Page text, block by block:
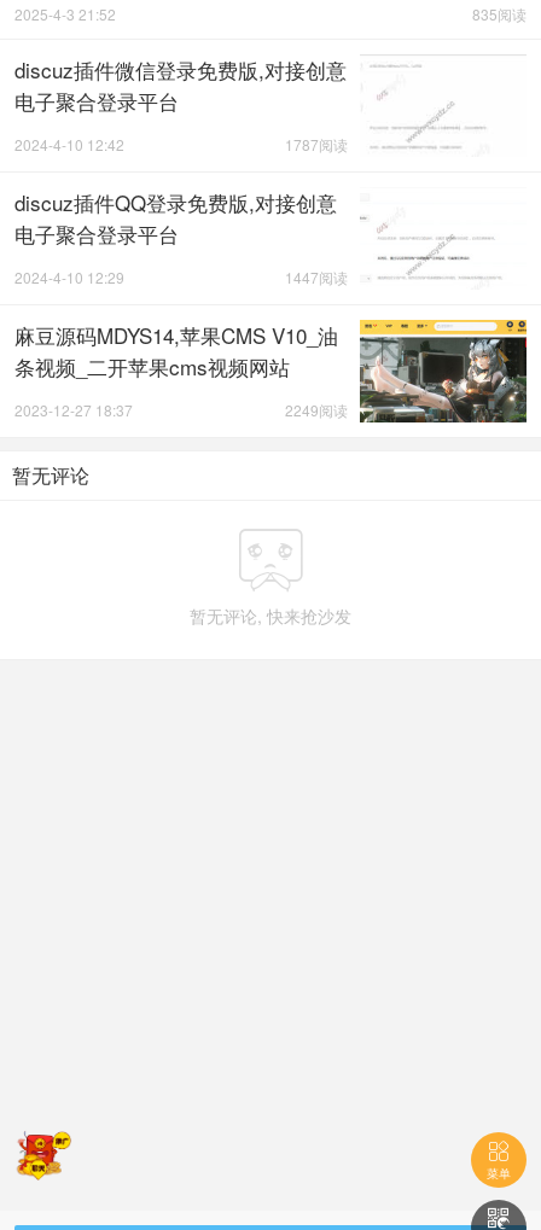
835阅读
2025-4-3 21:52
discuz插件微信登录免费版,对接创意
电子聚合登录平台
1787阅读
2024-4-10 12:42
discuz插件QQ登录免费版,对接创意
电子聚合登录平台
1447阅读
2024-4-10 12:29
麻豆源码MDYS14,苹果CMS V10_油
条视频_二开苹果cms视频网站
2249阅读
2023-12-27 18:37
暂无评论

暂无评论, 快来抢沙发

菜单
